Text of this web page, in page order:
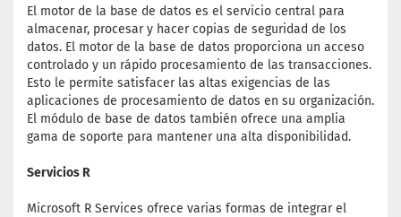
El motor de la base de datos es el servicio central para
almacenar, procesar y hacer copias de seguridad de los
datos. El motor de la base de datos proporciona un acceso
controlado y un rápido procesamiento de las transacciones.
Esto le permite satisfacer las altas exigencias de las
aplicaciones de procesamiento de datos en su organización.
El módulo de base de datos también ofrece una amplia
gama de soporte para mantener una alta disponibilidad.
Servicios R
Microsoft R Services ofrece varias formas de integrar el